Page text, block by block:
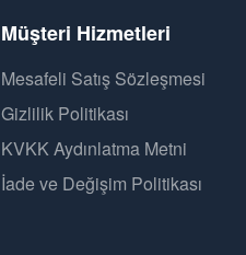
Müşteri Hizmetleri
Mesafeli Satış Sözleşmesi
Gizlilik Politikası
KVKK Aydınlatma Metni
İade ve Değişim Politikası